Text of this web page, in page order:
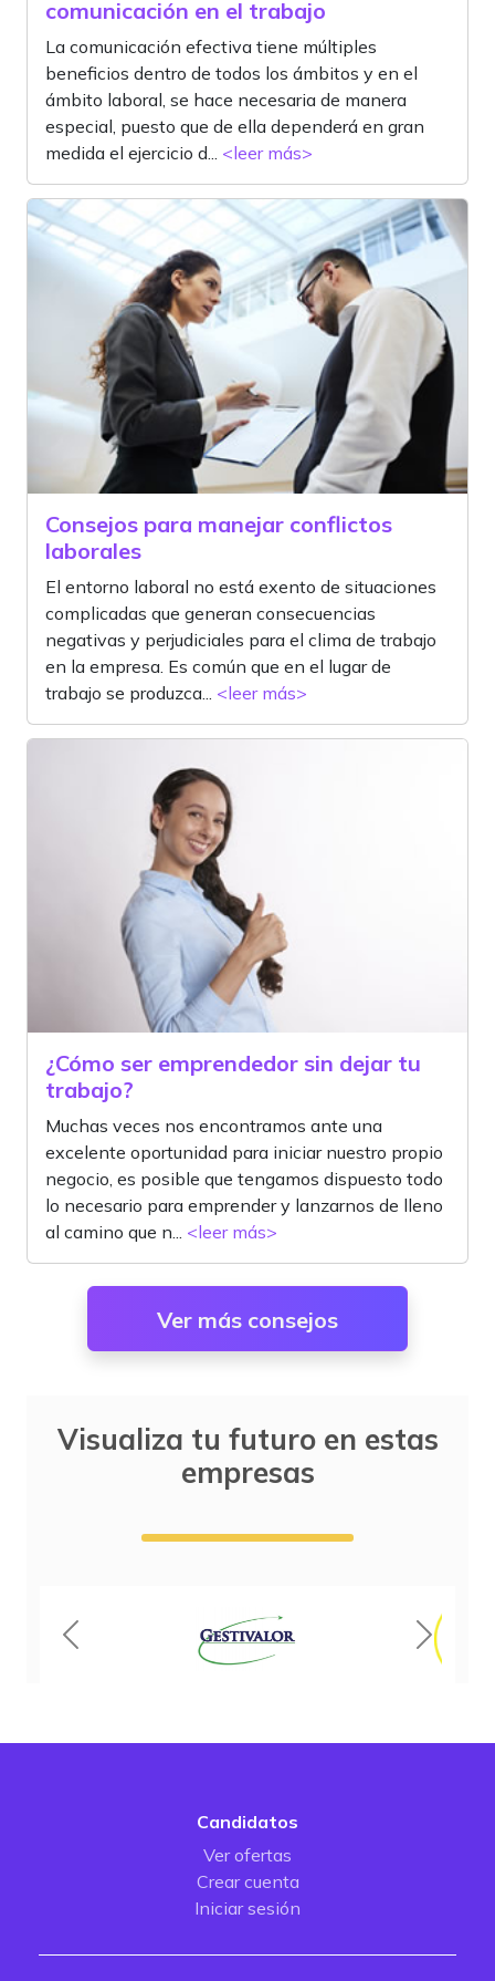
comunicación en el trabajo
La comunicación efectiva tiene múltiples
beneficios dentro de todos los ámbitos y en el
ámbito laboral, se hace necesaria de manera
especial, puesto que de ella dependerá en gran
medida el ejercicio d... <leer más>
Consejos para manejar conflictos
laborales
El entorno laboral no está exento de situaciones
complicadas que generan consecuencias
negativas y perjudiciales para el clima de trabajo
en la empresa. Es común que en el lugar de
trabajo se produzca... <leer más>
¿Cómo ser emprendedor sin dejar tu
trabajo?
Muchas veces nos encontramos ante una
excelente oportunidad para iniciar nuestro propio
negocio, es posible que tengamos dispuesto todo
lo necesario para emprender y lanzarnos de lleno
al camino que n... <leer más>
Ver más consejos
Visualiza tu futuro en estas
empresas
Candidatos
Ver ofertas
Crear cuenta
Iniciar sesión